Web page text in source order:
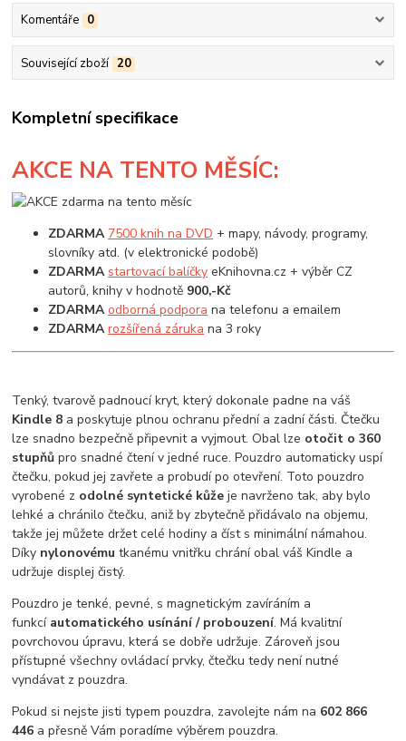
Komentáře 0
Související zboží 20
Kompletní specifikace
AKCE NA TENTO MĚSÍC:
ZDARMA 7500 knih na DVD + mapy, návody, programy,
slovníky atd. (v elektronické podobě)
ZDARMA startovací balíčky eKnihovna.cz + výběr CZ
autorů, knihy v hodnotě 900,-Kč
ZDARMA odborná podpora na telefonu a emailem
ZDARMA rozšířená záruka na 3 roky
Tenký, tvarově padnoucí kryt, který dokonale padne na váš
Kindle 8 a poskytuje plnou ochranu přední a zadní části. Čtečku
lze snadno bezpečně připevnit a vyjmout. Obal lze otočit o 360
stupňů pro snadné čtení v jedné ruce. Pouzdro automaticky uspí
čtečku, pokud jej zavřete a probudí po otevření. Toto pouzdro
vyrobené z odolné syntetické kůže je navrženo tak, aby bylo
lehké a chránilo čtečku, aniž by zbytečně přidávalo na objemu,
takže jej můžete držet celé hodiny a číst s minimální námahou.
Díky nylonovémutkanému vnitřku chrání obal váš Kindle a
udržuje displej čistý.
Pouzdro je tenké, pevné, s magnetickým zavíráním a
funkcí automatického usínání / probouzení. Má kvalitní
povrchovou úpravu, která se dobře udržuje. Zároveň jsou
přístupné všechny ovládací prvky, čtečku tedy není nutné
vyndávat z pouzdra.
Pokud si nejste jisti typem pouzdra, zavolejte nám na 602 866
446 a přesně Vám poradíme výběrem pouzdra.